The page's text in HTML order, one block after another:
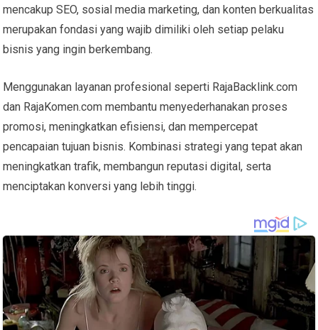
mencakup SEO, sosial media marketing, dan konten berkualitas
merupakan fondasi yang wajib dimiliki oleh setiap pelaku
bisnis yang ingin berkembang.
Menggunakan layanan profesional seperti RajaBacklink.com
dan RajaKomen.com membantu menyederhanakan proses
promosi, meningkatkan efisiensi, dan mempercepat
pencapaian tujuan bisnis. Kombinasi strategi yang tepat akan
meningkatkan trafik, membangun reputasi digital, serta
menciptakan konversi yang lebih tinggi.